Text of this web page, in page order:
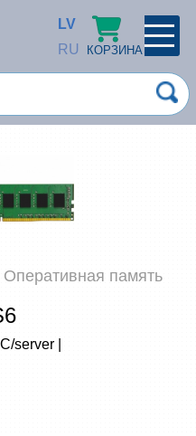
LV
RU
КОРЗИНА
Оперативная память
server |